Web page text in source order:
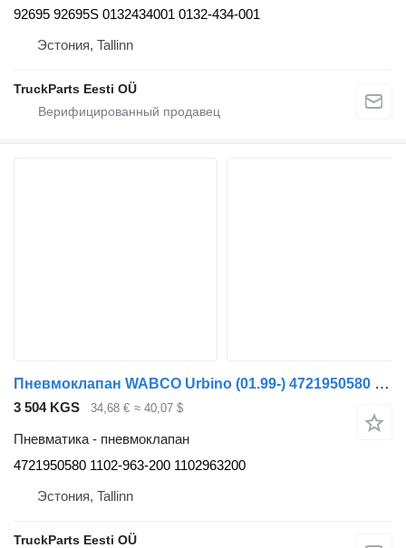
92695 92695S 0132434001 0132-434-001
Эстония, Tallinn
TruckParts Eesti OÜ
Пневмоклапан WABCO Urbino (01.99-) 4721950580 для автобуса Solaris Urbino, Alpino, Vacanza (1999-)
3 504 KGS 34,68 € ≈ 40,07 $
Пневматика - пневмоклапан
4721950580 1102-963-200 1102963200
Эстония, Tallinn
TruckParts Eesti OÜ